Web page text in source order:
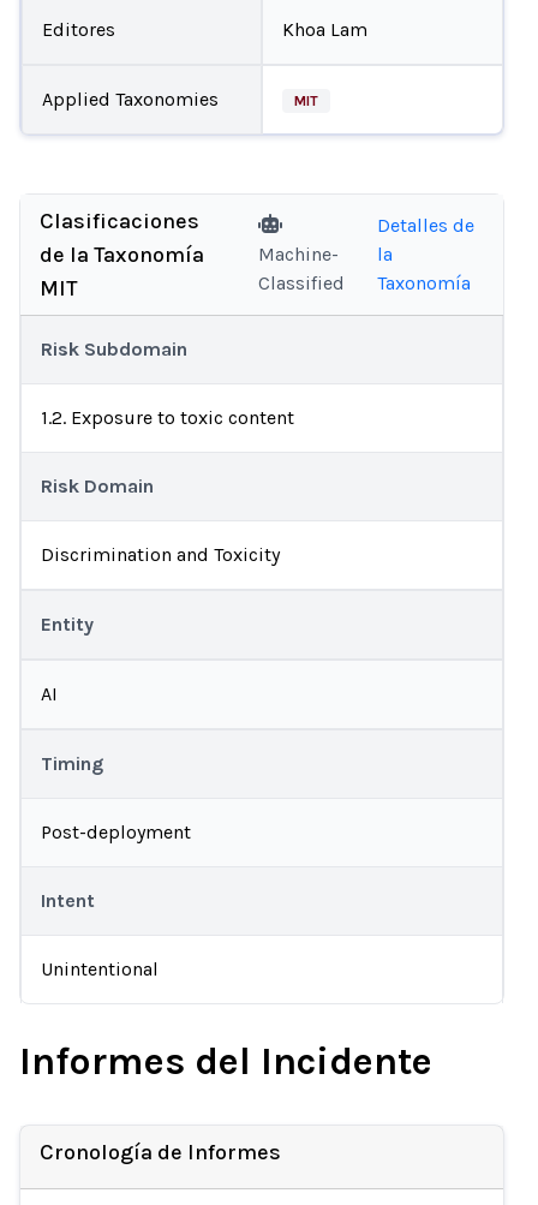
Editores Khoa Lam
Applied Taxonomies MIT
Clasificaciones
de la Taxonomía
MIT
Machine-
Classified
Detalles de
la
Taxonomía
Risk Subdomain
1.2. Exposure to toxic content
Risk Domain
Discrimination and Toxicity
Entity
AI
Timing
Post-deployment
Intent
Unintentional
Informes del Incidente
Cronología de Informes